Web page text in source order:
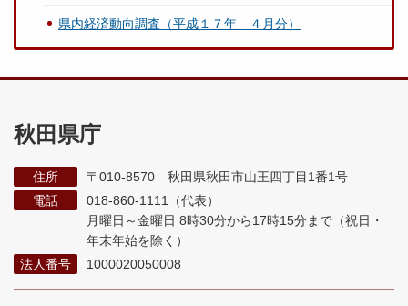
県内経済動向調査（平成１７年 ４月分）
秋田県庁
住所
〒010-8570 秋田県秋田市山王四丁目1番1号
電話
018-860-1111（代表）
月曜日～金曜日 8時30分から17時15分まで （祝日・
年末年始を除く）
法人番号
1000020050008